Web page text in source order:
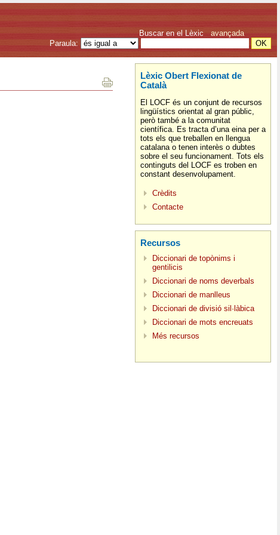
Buscar en el Lèxic avançada
Paraula:
Lèxic Obert Flexionat de
Català
El LOCF és un conjunt de recursos
lingüístics orientat al gran públic,
però també a la comunitat
científica. Es tracta d’una eina per a
tots els que treballen en llengua
catalana o tenen interès o dubtes
sobre el seu funcionament. Tots els
continguts del LOCF es troben en
constant desenvolupament.
Crèdits
Contacte
Recursos
Diccionari de topònims i
gentilicis
Diccionari de noms deverbals
Diccionari de manlleus
Diccionari de divisió sil·làbica
Diccionari de mots encreuats
Més recursos